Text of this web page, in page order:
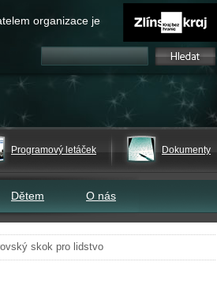
organizace je
Programový letáček Dokumenty
Dětem O nás
skok pro lidstvo